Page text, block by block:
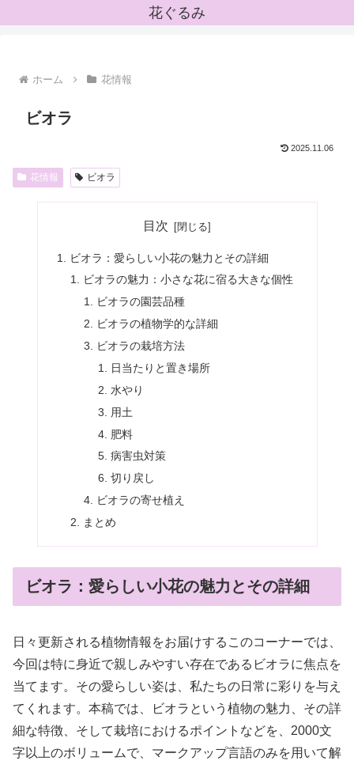
花ぐるみ
ホーム 花情報
ビオラ
2025.11.06
花情報 ビオラ
目次
ビオラ：愛らしい小花の魅力とその詳細
ビオラの魅力：小さな花に宿る大きな個性
ビオラの園芸品種
ビオラの植物学的な詳細
ビオラの栽培方法
日当たりと置き場所
水やり
用土
肥料
病害虫対策
切り戻し
ビオラの寄せ植え
まとめ
ビオラ：愛らしい小花の魅力とその詳細
日々更新される植物情報をお届けするこのコーナーでは、
今回は特に身近で親しみやすい存在であるビオラに焦点を
当てます。その愛らしい姿は、私たちの日常に彩りを与え
てくれます。本稿では、ビオラという植物の魅力、その詳
細な特徴、そして栽培におけるポイントなどを、2000文
字以上のボリュームで、マークアップ言語のみを用いて解